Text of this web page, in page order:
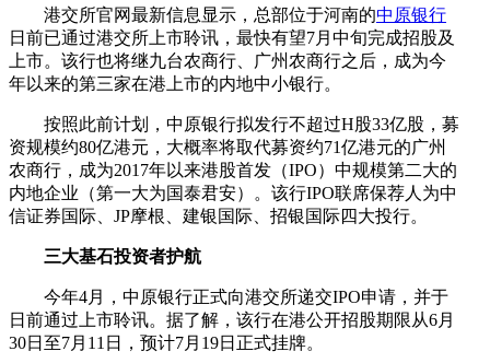
港交所官网最新信息显示，总部位于河南的中原银行
日前已通过港交所上市聆讯，最快有望7月中旬完成招股及
上市。该行也将继九台农商行、广州农商行之后，成为今
年以来的第三家在港上市的内地中小银行。
按照此前计划，中原银行拟发行不超过H股33亿股，募
资规模约80亿港元，大概率将取代募资约71亿港元的广州
农商行，成为2017年以来港股首发（IPO）中规模第二大的
内地企业（第一大为国泰君安）。该行IPO联席保荐人为中
信证券国际、JP摩根、建银国际、招银国际四大投行。
三大基石投资者护航
今年4月，中原银行正式向港交所递交IPO申请，并于
日前通过上市聆讯。据了解，该行在港公开招股期限从6月
30日至7月11日，预计7月19日正式挂牌。